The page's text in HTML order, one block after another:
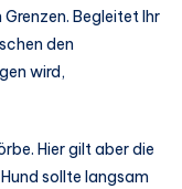
Begleitet Ihr
den
wird,
Hier gilt aber die
sollte langsam